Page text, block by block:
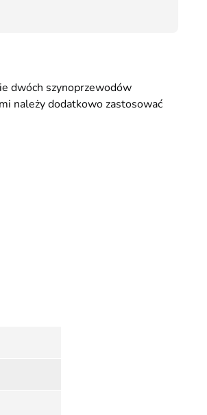
dwóch szynoprzewodów
należy dodatkowo zastosować